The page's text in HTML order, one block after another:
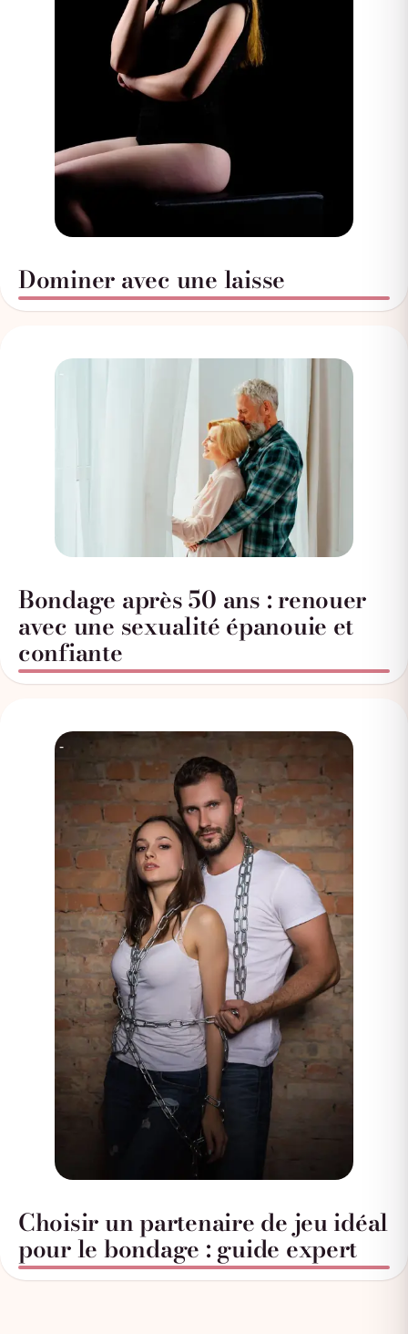
Dominer avec une laisse
Bondage après 50 ans : renouer
avec une sexualité épanouie et
confiante
Choisir un partenaire de jeu idéal
pour le bondage : guide expert